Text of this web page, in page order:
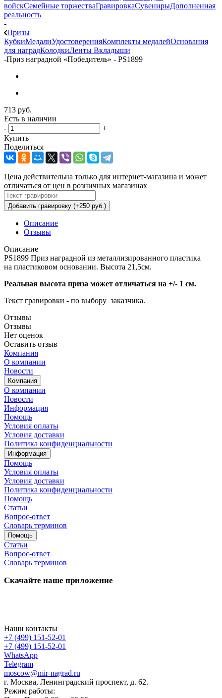
войскСемейные торжестваГравировкаСувенирыДополненная
реальность
-
Призы
КубкиМедалиУдостоверенияКомплекты медалейОснования
для наградКолодкиЛенты Вкладыши
-Приз наградной «Победитель» - PS1899
713 руб.
Есть в наличии
-
+
Купить
Поделиться
Цена действительна только для интернет-магазина и может
отличаться от цен в розничных магазинах
Добавить гравировку (+250 руб.)
Описание
Отзывы
Описание
PS1899 Приз наградной из металлизированного пластика
на пластиковом основании. Высота 21,5см.
Реальная высота приза может отличаться на +/- 1 см.
Текст гравировки - по выбору заказчика.
Отзывы
Отзывы
Нет оценок
Оставить отзыв
Компания
О компании
Новости
Компания
О компании
Новости
Информация
Помощь
Условия оплаты
Условия доставки
Политика конфиденциальности
Информация
Помощь
Условия оплаты
Условия доставки
Политика конфиденциальности
Помощь
Статьи
Вопрос-ответ
Словарь терминов
Помощь
Статьи
Вопрос-ответ
Словарь терминов
Скачайте наше приложение
Наши контакты
+7 (499) 151-52-01
+7 (499) 151-52-01
WhatsApp
Telegram
moscow@mir-nagrad.ru
г. Москва, Ленинградский проспект, д. 62.
Режим работы: